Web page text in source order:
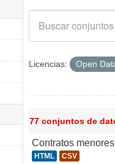
Licencias: Open
77 conjuntos de
Contratos
HTML CSV